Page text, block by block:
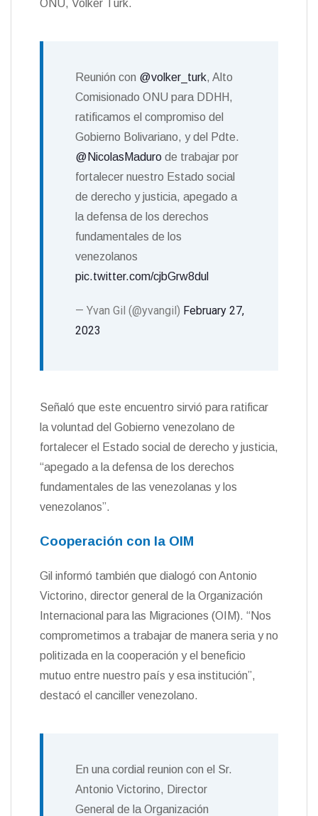
ONU, Volker Türk.
Reunión con @volker_turk, Alto
Comisionado ONU para DDHH,
ratificamos el compromiso del
Gobierno Bolivariano, y del Pdte.
@NicolasMaduro de trabajar por
fortalecer nuestro Estado social
de derecho y justicia, apegado a
la defensa de los derechos
fundamentales de los
venezolanos
pic.twitter.com/cjbGrw8dul
— Yvan Gil (@yvangil) February 27,
2023
Señaló que este encuentro sirvió para ratificar
la voluntad del Gobierno venezolano de
fortalecer el Estado social de derecho y justicia,
“apegado a la defensa de los derechos
fundamentales de las venezolanas y los
venezolanos”.
Cooperación con la OIM
Gil informó también que dialogó con Antonio
Victorino, director general de la Organización
Internacional para las Migraciones (OIM). “Nos
comprometimos a trabajar de manera seria y no
politizada en la cooperación y el beneficio
mutuo entre nuestro país y esa institución”,
destacó el canciller venezolano.
En una cordial reunion con el Sr.
Antonio Victorino, Director
General de la Organización